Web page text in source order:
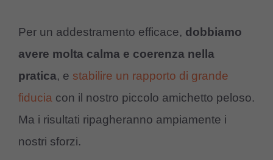
Per un addestramento efficace, dobbiamo
avere molta calma e coerenza nella
pratica, e stabilire un rapporto di grande
fiducia con il nostro piccolo amichetto peloso.
Ma i risultati ripagheranno ampiamente i
nostri sforzi.